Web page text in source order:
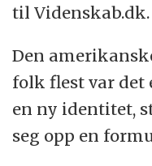
til Videnskab.dk.
Den
folk flest var det
en ny identitet,
seg opp en